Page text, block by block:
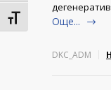
Toggle Font size
Още...
DKC_ADM